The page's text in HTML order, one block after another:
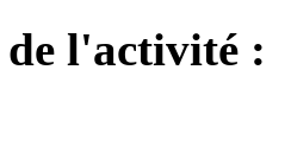
l'activité :